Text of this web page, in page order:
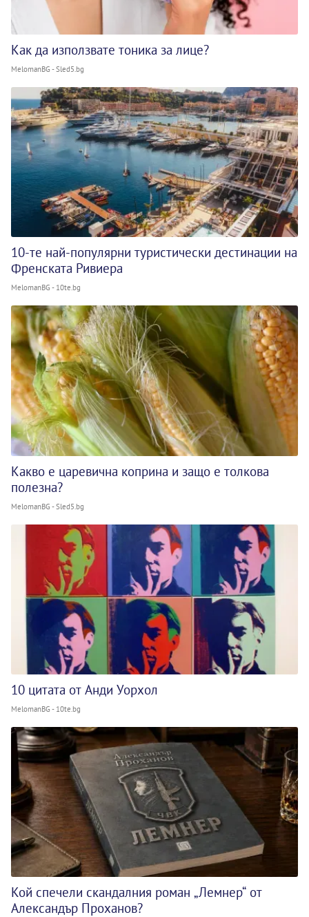
Как да използвате тоника за лице?
MelomanBG - Sled5.bg
10-те най-популярни туристически дестинации на
Френската Ривиера
MelomanBG - 10te.bg
Какво е царевична коприна и защо е толкова
полезна?
MelomanBG - Sled5.bg
10 цитата от Анди Уорхол
MelomanBG - 10te.bg
Кой спечели скандалния роман „Лемнер“ от
Александър Проханов?